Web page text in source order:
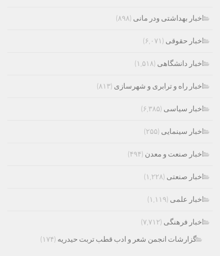
اخبار بهداشتی ودر مانی (۸۹۸)
اخبار حقوقی (۶,۰۷۱)
اخبار دانشگاهی (۱,۵۱۸)
اخبار راه و ترابری و شهرسازی (۸۱۳)
اخبار سیاسی (۶,۳۸۵)
اخبار سینمایی (۲۵۵)
اخبار صنعت و معدن (۴۹۴)
اخبار صنعتی (۱,۲۲۸)
اخبار علمی (۱,۱۱۹)
اخبار فرهنگی (۷,۷۱۲)
گزارشات انجمن شعر و ادب قطب تربت حیدریه (۱۷۴)